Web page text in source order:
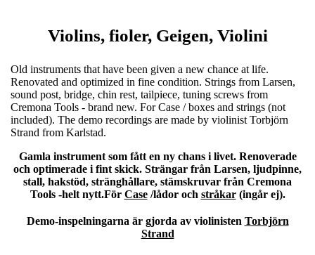
Violins, fioler, Geigen, Violini
Old instruments that have been given a new chance at life.
Renovated and optimized in fine condition. Strings from Larsen,
sound post, bridge, chin rest, tailpiece, tuning screws from
Cremona Tools - brand new. For Case / boxes and strings (not
included). The demo recordings are made by violinist Torbjörn
Strand from Karlstad.
Gamla instrument som fått en ny chans i livet. Renoverade
och optimerade i fint skick. Strängar från Larsen, ljudpinne,
stall, hakstöd, stränghållare, stämskruvar från Cremona
Tools -helt nytt.För Case/lådor och stråkar(ingår ej).
Demo-inspelningarna är gjorda av violinisten Torbjörn
Strand